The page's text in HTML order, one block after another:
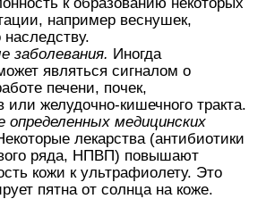
например веснушек,
наследству.
заболевания. Иногда
являться сигналом о
печени, почек,
или желудочно-кишечного тракта.
определенных медицинских
лекарства (антибиотики
ряда, НПВП) повышают
кожи к ультрафиолету. Это
пятна от солнца на коже.